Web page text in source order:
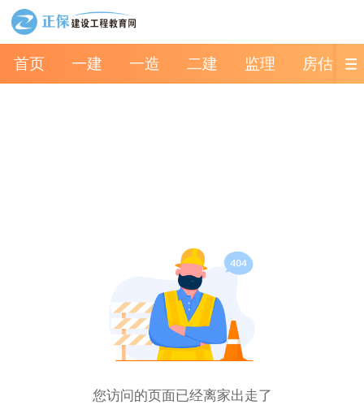
首页 一建 一造 二建 监理 房估
您访问的页面已经离家出走了